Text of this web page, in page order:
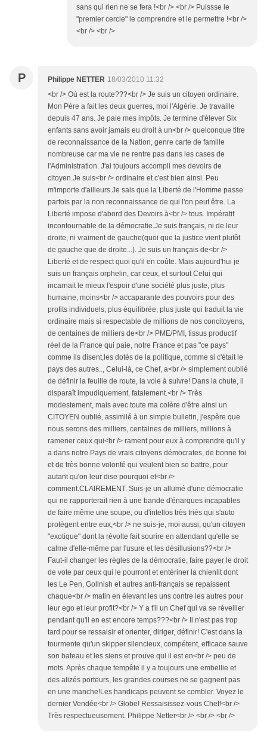
sans qui rien ne se fera !<br /> <br /> Puissse le
"premier cercle" le comprendre et le permettre !<br />
<br /> <br />
P Philippe NETTER 18/03/2010 11:32
<br /> Où est la route???<br /> Je suis un citoyen ordinaire.
Mon Père a fait les deux guerres, moi l'Algérie. Je travaille
depuis 47 ans. Je paie mes impôts. Je termine d'élever Six
enfants sans avoir jamais eu droit à un<br /> quelconque titre
de reconnaissance de la Nation, genre carte de famille
nombreuse car ma vie ne rentre pas dans les cases de
l'Administration. J'ai toujours accompli mes devoirs de
citoyen.Je suis<br /> ordinaire et c'est bien ainsi. Peu
m'importe d'ailleurs.Je sais que la Liberté de l'Homme passe
parfois par la non reconnaissance de qui l'on peut être. La
Liberté impose d'abord des Devoirs à<br /> tous. Impératif
incontournable de la démocratie.Je suis français, ni de leur
droite, ni vraiment de gauche(quoi que la justice vient plutôt
de gauche que de droite...). Je suis un français de<br />
Liberté et de respect quoi qu'il en coûte. Mais aujourd'hui je
suis un français orphelin, car ceux, et surtout Celui qui
incarnait le mieux l'espoir d'une société plus juste, plus
humaine, moins<br /> accaparante des pouvoirs pour des
profits individuels, plus équilibrée, plus juste qui traduit la vie
ordinaire mais si respectable de millions de nos concitoyens,
de centaines de milliers de<br /> PME/PMI, tissus productif
réel de la France qui paie, notre France et pas "ce pays"
comme ils disent,les dotés de la politique, comme si c'était le
pays des autres.., Celui-là, ce Chef, a<br /> simplement oublié
de définir la feuille de route, la voie à suivre! Dans la chute, il
disparaît impudiquement, fatalement.<br /> Très
modestement, mais avec toute ma colère d'être ainsi un
CITOYEN oublié, assimilé à un simple bulletin, j'espère que
nous serons des milliers, centaines de milliers, millions à
ramener ceux qui<br /> rament pour eux à comprendre qu'il y
a dans notre Pays de vrais citoyens démocrates, de bonne foi
et de très bonne volonté qui veulent bien se battre, pour
autant qu'on leur dise pourquoi et<br />
comment.CLAIREMENT. Suis-je un allumé d'une démocratie
qui ne rapporterait rien à une bande d'énarques incapables
de faire même une soupe, ou d'intellos très triés qui s'auto
protègent entre eux,<br /> ne suis-je, moi aussi, qu'un citoyen
"exotique" dont la révolte fait sourire en attendant qu'elle se
calme d'elle-même par l'usure et les désillusions??<br />
Faut-il changer les règles de la démocratie, faire payer le droit
de vote par ceux qui le pourront et entériner la chienlit dont
les Le Pen, Gollnish et autres anti-français se repaissent
chaque<br /> matin en élevant les uns contre les autres pour
leur ego et leur profit?<br /> Y a t'il un Chef qui va se réveiller
pendant qu'il en est encore temps???<br /> Il n'est pas trop
tard pour se ressaisir et orienter, diriger, définir! C'est dans la
tourmente qu'un skipper silencieux, compétent, efficace sauve
son bateau et les siens et prouve qui il est en<br /> peu de
mots. Après chaque tempête il y a toujours une embellie et
des alizés porteurs, les grandes courses ne se gagnent pas
en une manche!Les handicaps peuvent se combler. Voyez le
dernier Vendée<br /> Globe! Ressaisissez-vous Chef!<br />
Très respectueusement. Philippe Netter<br /> <br /> <br />